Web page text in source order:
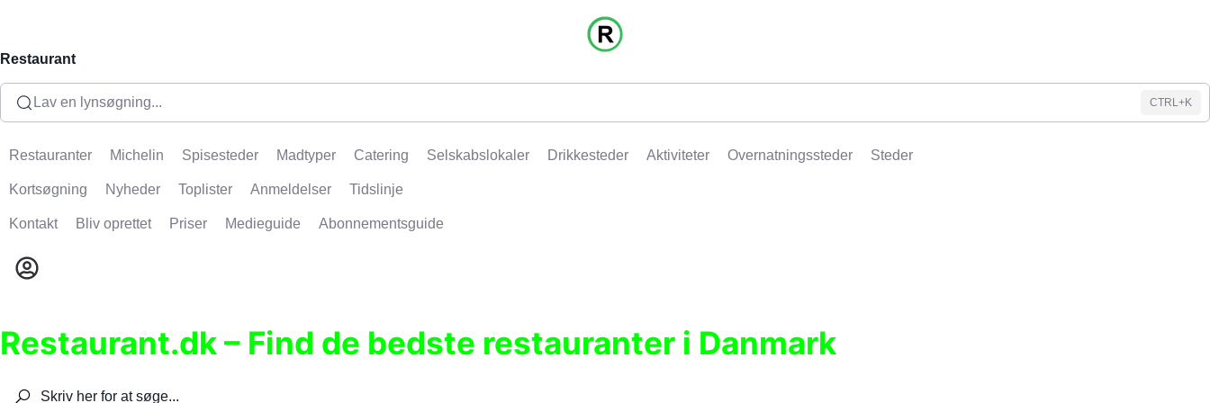
Restaurant
Lav en lynsøgning... CTRL+K
Restauranter Michelin Spisesteder Madtyper Catering Selskabslokaler Drikkesteder Aktiviteter Overnatningssteder Steder
Kortsøgning Nyheder Toplister Anmeldelser Tidslinje
Kontakt Bliv oprettet Priser Medieguide Abonnementsguide
Restaurant.dk – Find de bedste restauranter i Danmark